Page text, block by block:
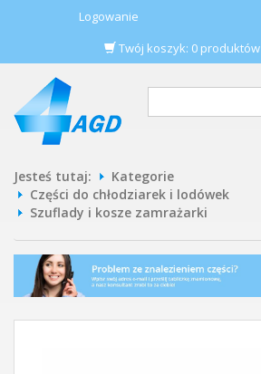
Logowanie
Twój koszyk: 0 produktów
Jesteś tutaj:
Kategorie
Części do chłodziarek i lodówek
Szuflady i kosze zamrażarki